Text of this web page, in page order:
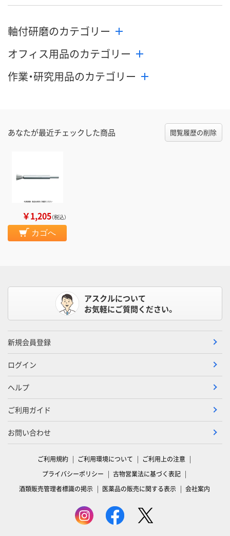
数量
カゴへ
数量
軸付研磨のカテゴリー
オフィス用品のカテゴリー
作業・研究用品のカテゴリー
あなたが最近チェックした商品 閲覧履歴の削除
￥1,205（税込）
カゴへ
アスクルについて
お気軽にご質問ください。
新規会員登録
ログイン
ヘルプ
ご利用ガイド
お問い合わせ
ご利用規約 ご利用環境について
ご利用上の注意
プライバシーポリシー
古物営業法に基づく表記
酒類販売管理者標識の掲示
医薬品の販売に関する表示 会社案内